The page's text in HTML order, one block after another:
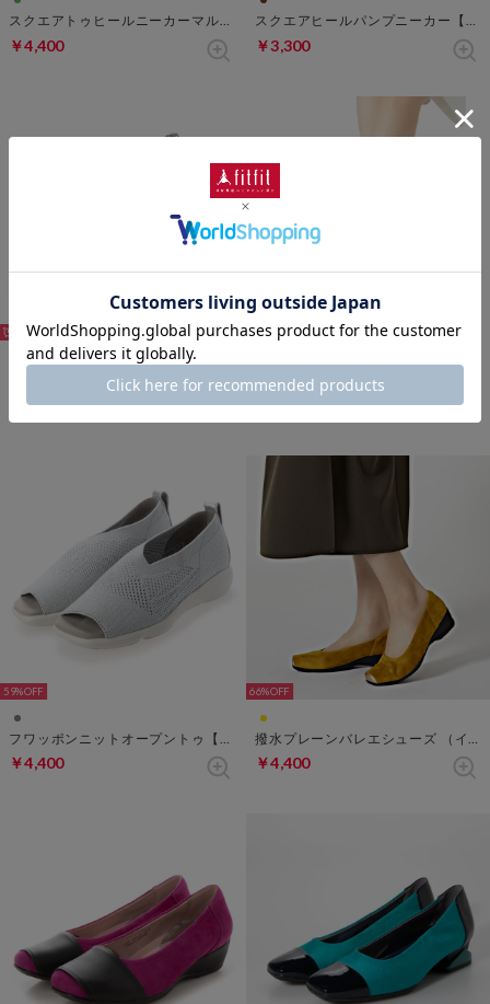
￥4,400 ￥3,300
80%
ポインテッドヒールニーカー撥水【返品不可商品】 （ブラック）
￥2,750
68%
￥4,400
59%
￥4,400
66%
￥4,400